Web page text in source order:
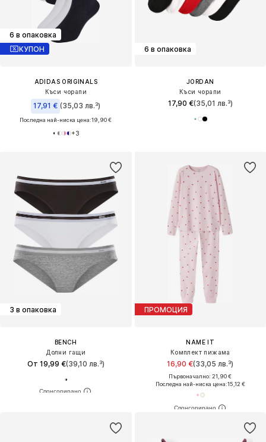
6 в опаковка
КУПОН
ADIDAS ORIGINALS
Къси чорапи
17,91 € (35,03 лв.³)
Последна най-ниска цена:19,90 €
+3
6 в опаковка
JORDAN
Къси чорапи
17,90 €(35,01 лв.³)
3 в опаковка
BENCH
Долни гащи
От 19,99 €(39,10 лв.³)
ПРОМОЦИЯ
NAME IT
Комплект пижама
16,90 €(33,05 лв.³)
Първоначално: 21,90 €
Последна най-ниска цена:15,12 €